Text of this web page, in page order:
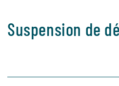
Suspension de